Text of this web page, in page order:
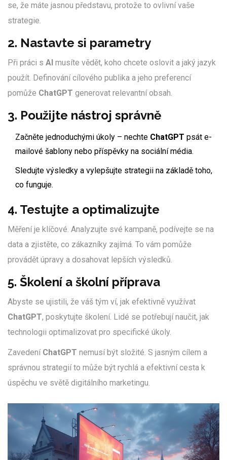
se, že máte jasnou představu, protože to ovlivní vaše
strategie.
2. Nastavte si parametry
Při práci s AI musíte vědět, koho chcete oslovit a jaký jazyk
použít. Definování cílového publika a jeho preferencí
pomůže ChatGPT generovat relevantní obsah.
3. Použijte nástroj správně
Začněte jednoduchými úkoly – nechte ChatGPT psát e-
mailové šablony nebo příspěvky na sociální média.
Sledujte výsledky a vylepšujte strategii na základě toho,
co funguje.
4. Testujte a optimalizujte
Měření je klíčové. Analyzujte své kampaně, podívejte se na
data a zjistěte, co zákazníky zajímá. To vám pomůže
provádět úpravy a dosahovat lepších výsledků.
5. Školení a školní příprava
Abyste se ujistili, že váš tým ví, jak efektivně využívat
ChatGPT, poskytujte školení. Lidé se potřebují naučit, jak
technologii optimalizovat pro specifické úkoly.
Zavedení ChatGPT nemusí být složité. S jasným cílem a
správnou strategií to může být rychlá a efektivní cesta k
úspěchu ve světě digitálního marketingu.